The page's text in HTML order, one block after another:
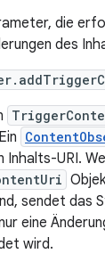
die
des
Inhalts-URI.
sendet das
eine
wird.